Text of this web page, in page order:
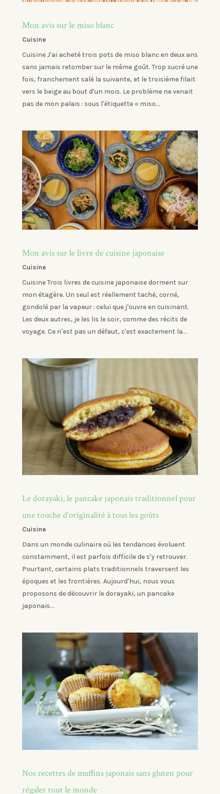
Mon avis sur le miso blanc
Cuisine
Cuisine J'ai acheté trois pots de miso blanc en deux ans
sans jamais retomber sur le même goût. Trop sucré une
fois, franchement salé la suivante, et le troisième filait
vers le beige au bout d'un mois. Le problème ne venait
pas de mon palais : sous l'étiquette « miso...
Mon avis sur le livre de cuisine japonaise
Cuisine
Cuisine Trois livres de cuisine japonaise dorment sur
mon étagère. Un seul est réellement taché, corné,
gondolé par la vapeur : celui que j'ouvre en cuisinant.
Les deux autres, je les lis le soir, comme des récits de
voyage. Ce n'est pas un défaut, c'est exactement la...
Le dorayaki, le pancake japonais traditionnel pour
une touche d’originalité à tous les goûts
Cuisine
Dans un monde culinaire où les tendances évoluent
constamment, il est parfois difficile de s'y retrouver.
Pourtant, certains plats traditionnels traversent les
époques et les frontières. Aujourd'hui, nous vous
proposons de découvrir le dorayaki, un pancake
japonais...
Nos recettes de muffins japonais sans gluten pour
régaler tout le monde